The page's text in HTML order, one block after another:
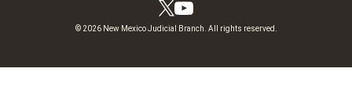
© 2026 New Mexico Judicial Branch. All rights reserved.